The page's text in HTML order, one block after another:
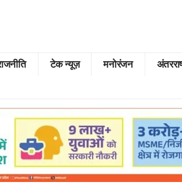
टेक न्यूज़ मनोरंजन